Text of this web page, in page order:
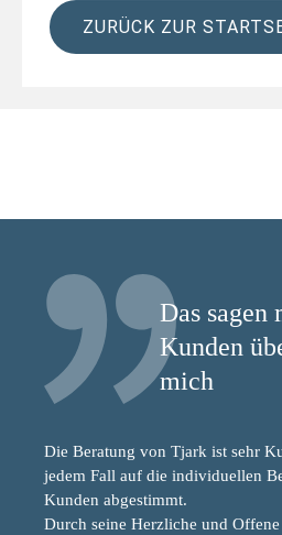
ZURÜCK ZUR
Das sagen
Kunden
mich
Die Beratung von Tjark ist sehr
jedem Fall auf die individuellen
Kunden abgestimmt.
Durch seine Herzliche und